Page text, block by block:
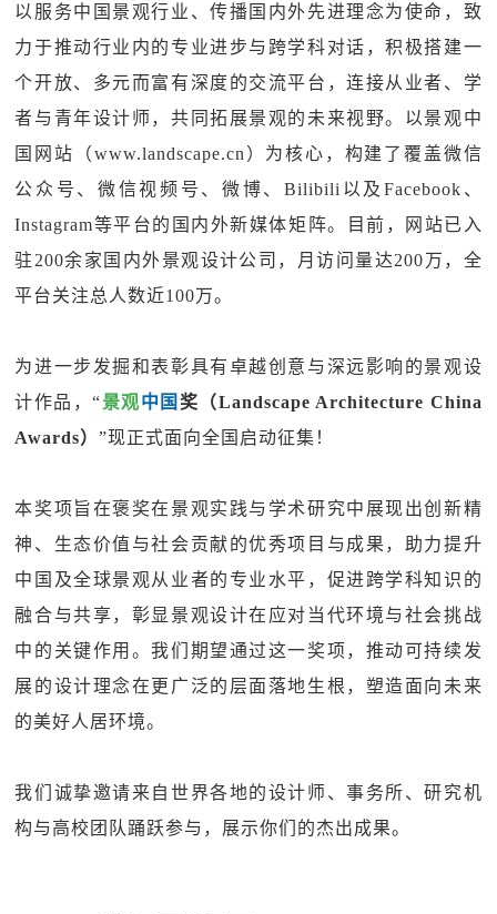
以服务中国景观行业、传播国内外先进理念为使命，致
力于推动行业内的专业进步与跨学科对话，积极搭建一
个开放、多元而富有深度的交流平台，连接从业者、学
者与青年设计师，共同拓展景观的未来视野。以景观中
国网站（www.landscape.cn）为核心，构建了覆盖微信
公众号、微信视频号、微博、Bilibili以及Facebook、
Instagram等平台的国内外新媒体矩阵。目前，网站已入
驻200余家国内外景观设计公司，月访问量达200万，全
平台关注总人数近100万。
为进一步发掘和表彰具有卓越创意与深远影响的景观设
计作品，“景观中国 奖（Landscape Architecture China
Awards）”现正式面向全国启动征集！
本奖项旨在褒奖在景观实践与学术研究中展现出创新精
神、生态价值与社会贡献的优秀项目与成果，助力提升
中国及全球景观从业者的专业水平，促进跨学科知识的
融合与共享，彰显景观设计在应对当代环境与社会挑战
中的关键作用。我们期望通过这一奖项，推动可持续发
展的设计理念在更广泛的层面落地生根，塑造面向未来
的美好人居环境。
我们诚挚邀请来自世界各地的设计师、事务所、研究机
构与高校团队踊跃参与，展示你们的杰出成果。